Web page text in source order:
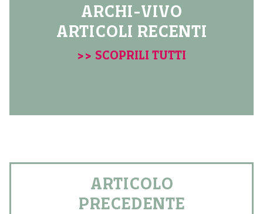
ARCHI-VIVO
ARTICOLI RECENTI
>> SCOPRILI TUTTI
ARTICOLO
PRECEDENTE